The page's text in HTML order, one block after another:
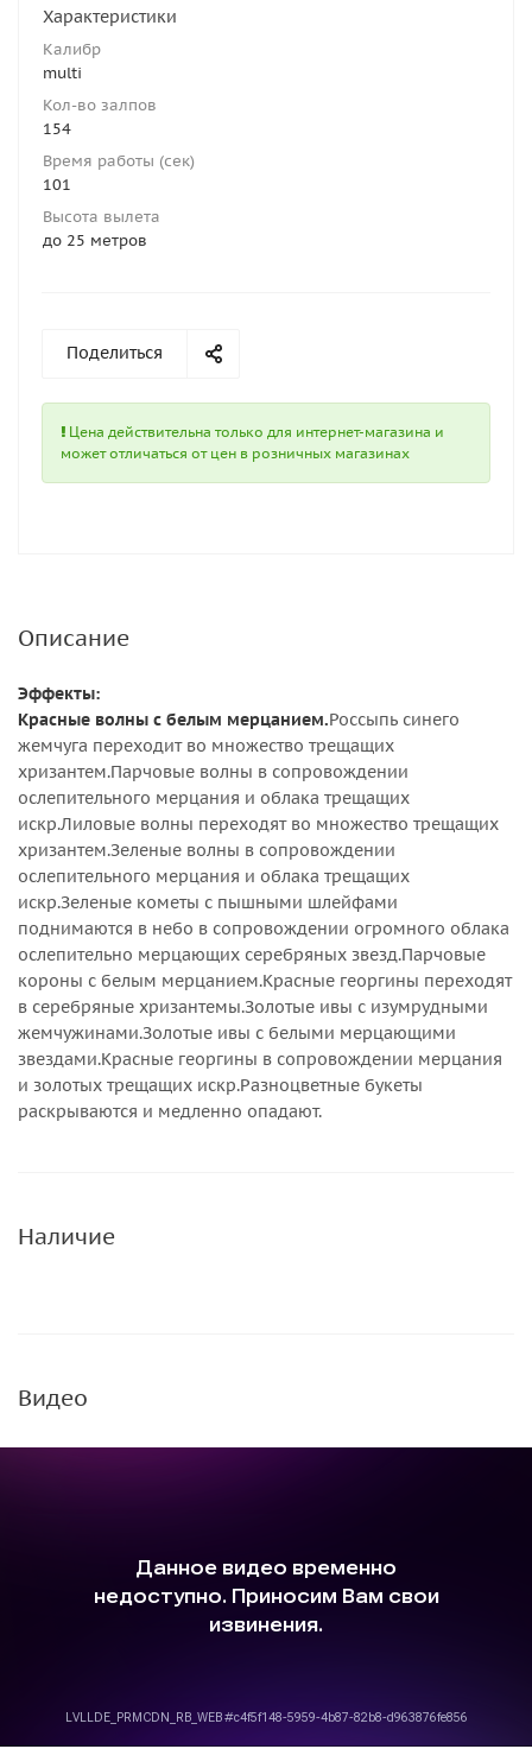
Характеристики
Калибр
multi
Кол-во залпов
154
Время работы (сек)
101
Высота вылета
до 25 метров
Поделиться
Цена действительна только для интернет-магазина и
может отличаться от цен в розничных магазинах
Описание
Эффекты:
Красные волны с белым мерцанием.Россыпь синего
жемчуга переходит во множество трещащих
хризантем.Парчовые волны в сопровождении
ослепительного мерцания и облака трещащих
искр.Лиловые волны переходят во множество трещащих
хризантем.Зеленые волны в сопровождении
ослепительного мерцания и облака трещащих
искр.Зеленые кометы с пышными шлейфами
поднимаются в небо в сопровождении огромного облака
ослепительно мерцающих серебряных звезд.Парчовые
короны с белым мерцанием.Красные георгины переходят
в серебряные хризантемы.Золотые ивы с изумрудными
жемчужинами.Золотые ивы с белыми мерцающими
звездами.Красные георгины в сопровождении мерцания
и золотых трещащих искр.Разноцветные букеты
раскрываются и медленно опадают.
Наличие
Видео